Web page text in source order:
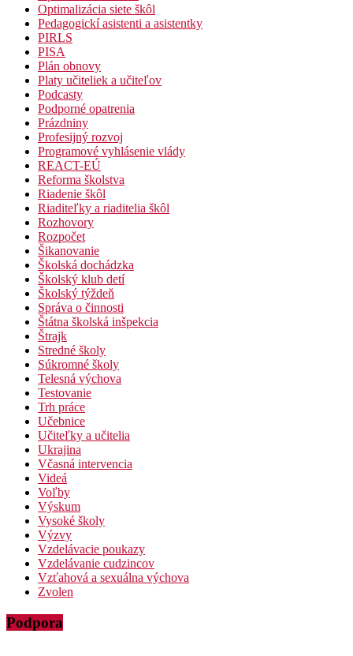
Optimalizácia siete škôl
Pedagogickí asistenti a asistentky
PIRLS
PISA
Plán obnovy
Platy učiteliek a učiteľov
Podcasty
Podporné opatrenia
Prázdniny
Profesijný rozvoj
Programové vyhlásenie vlády
REACT-EÚ
Reforma školstva
Riadenie škôl
Riaditeľky a riaditelia škôl
Rozhovory
Rozpočet
Šikanovanie
Školská dochádzka
Školský klub detí
Školský týždeň
Správa o činnosti
Štátna školská inšpekcia
Štrajk
Stredné školy
Súkromné školy
Telesná výchova
Testovanie
Trh práce
Učebnice
Učiteľky a učitelia
Ukrajina
Včasná intervencia
Videá
Voľby
Výskum
Vysoké školy
Výzvy
Vzdelávacie poukazy
Vzdelávanie cudzincov
Vzťahová a sexuálna výchova
Zvolen
Podpora